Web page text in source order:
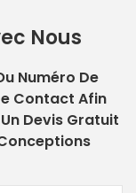
Nous
Numéro De
Contact Afin
Devis Gratuit